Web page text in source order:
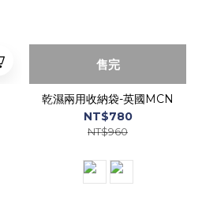
售完
乾濕兩用收納袋-英國MCN
NT$780
NT$960